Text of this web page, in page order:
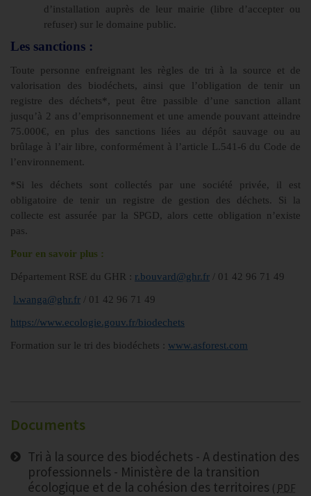
d’installation auprès de leur mairie (libre d’accepter ou
refuser) sur le domaine public.
Les sanctions :
Toute personne enfreignant les règles de tri à la source et de
valorisation des biodéchets, ainsi que l’obligation de tenir un
registre des déchets*, peut être passible d’une sanction allant
jusqu’à 2 ans d’emprisonnement et une amende pouvant atteindre
75.000€, en plus des sanctions liées au dépôt sauvage ou au
brûlage à l’air libre, conformément à l’article L.541-6 du Code de
l’environnement.
*Si les déchets sont collectés par une société privée, il est
obligatoire de tenir un registre de gestion des déchets. Si la
collecte est assurée par la SPGD, alors cette obligation n’existe
pas.
Pour en savoir plus :
Département RSE du GHR : r.bouvard@ghr.fr / 01 42 96 71 49
l.wanga@ghr.fr / 01 42 96 71 49
https://www.ecologie.gouv.fr/biodechets
Formation sur le tri des biodéchets : www.asforest.com
Documents
Tri à la source des biodéchets - A destination des
professionnels - Ministère de la transition
écologique et de la cohésion des territoires
PDF